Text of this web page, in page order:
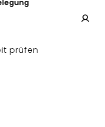
prüfen